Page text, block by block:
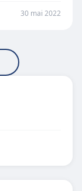
30 mai 2022